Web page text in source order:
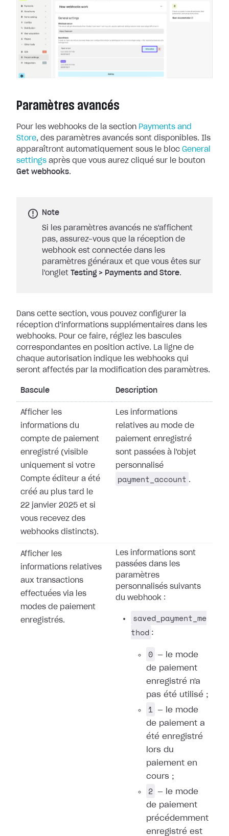
Paramètres avancés
Pour les webhooks de la section Payments and
Store, des paramètres avancés sont disponibles. Ils
apparaîtront automatiquement sous le bloc General
settings après que vous aurez cliqué sur le bouton
Get webhooks.
Note
Si les paramètres avancés ne s'affichent
pas, assurez-vous que la réception de
webhook est connectée dans les
paramètres généraux et que vous êtes sur
l'onglet
Testing > Payments and Store.
Dans cette section, vous pouvez configurer la
réception d'informations supplémentaires dans les
webhooks. Pour ce faire, réglez les bascules
correspondantes en position active. La ligne de
chaque autorisation indique les webhooks qui
seront affectés par la modification des paramètres.
Bascule Description
Afficher les
informations du
compte de paiement
enregistré (visible
uniquement si votre
Compte éditeur a été
créé au plus tard le
22 janvier 2025 et si
vous recevez des
webhooks distincts).
Les informations
relatives au mode de
paiement enregistré
sont passées à l'objet
personnalisé
payment_account .
Afficher les
informations relatives
aux transactions
effectuées via les
modes de paiement
enregistrés.
Les informations sont
passées dans les
paramètres
personnalisés suivants
du webhook :
saved_payment_me
thod :
0
— le mode
de paiement
enregistré n'a
pas été utilisé ;
1
— le mode
de paiement a
été enregistré
lors du
paiement en
cours ;
2
— le mode
de paiement
précédemment
enregistré est